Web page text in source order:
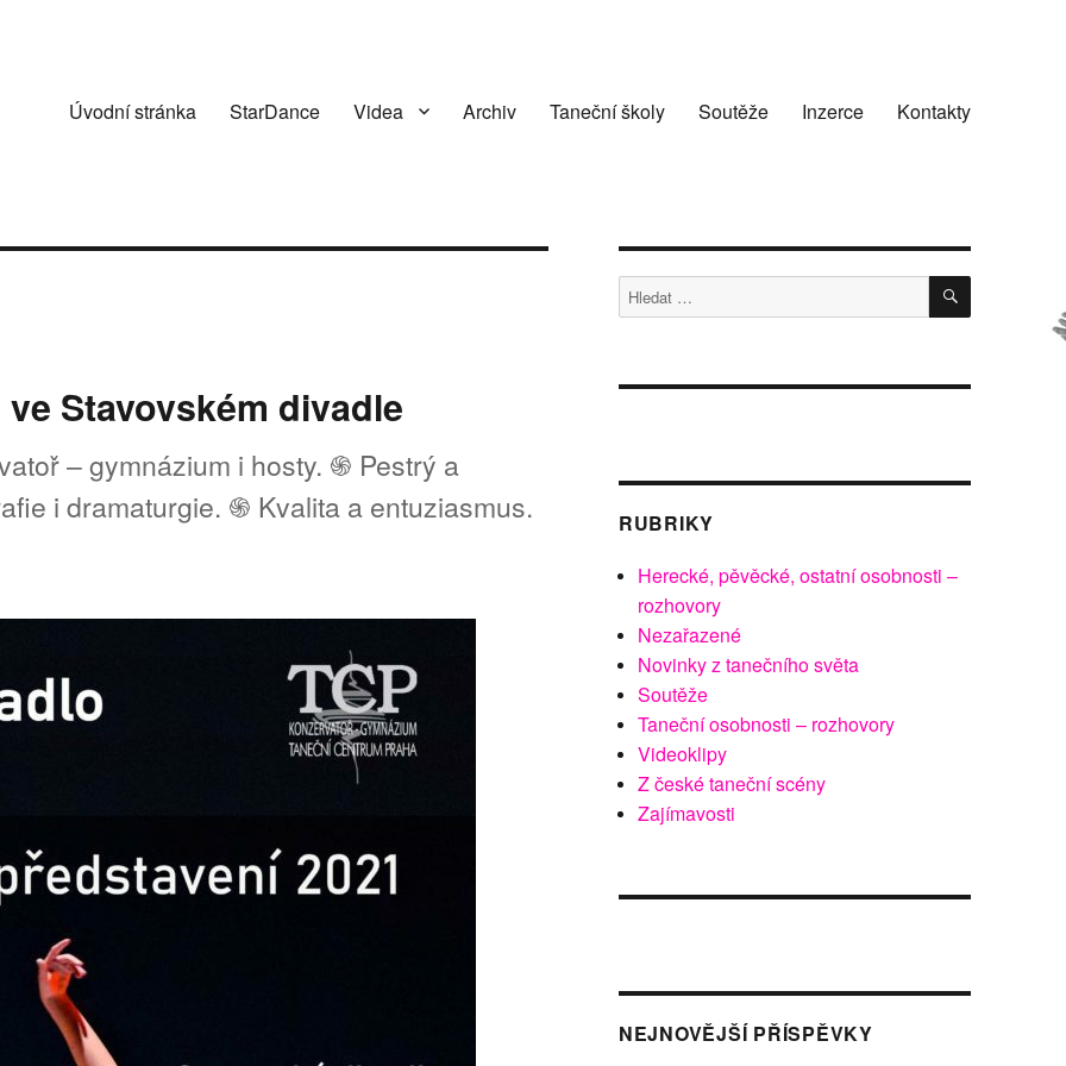
Úvodní stránka StarDance Videa Archiv Taneční školy Soutěže Inzerce Kontakty
Stavovském divadle
– gymnázium i hosty. ֍ Pestrý a
i dramaturgie. ֍ Kvalita a entuziasmus.
Hledat: HLEDÁNÍ
RUBRIKY
Herecké, pěvěcké, ostatní osobnosti –
rozhovory
Nezařazené
Novinky z tanečního světa
Soutěže
Taneční osobnosti – rozhovory
Videoklipy
Z české taneční scény
Zajímavosti
NEJNOVĚJŠÍ PŘÍSPĚVKY